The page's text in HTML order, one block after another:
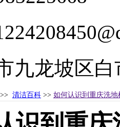
九龙坡区
>> 清洁百科 >> 如何认识到重庆洗